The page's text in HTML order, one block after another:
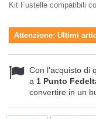
Kit Fustelle compatibili
Attenzione: Ultimi
Con l'acquisto di
a 1 Punto
convertire in un